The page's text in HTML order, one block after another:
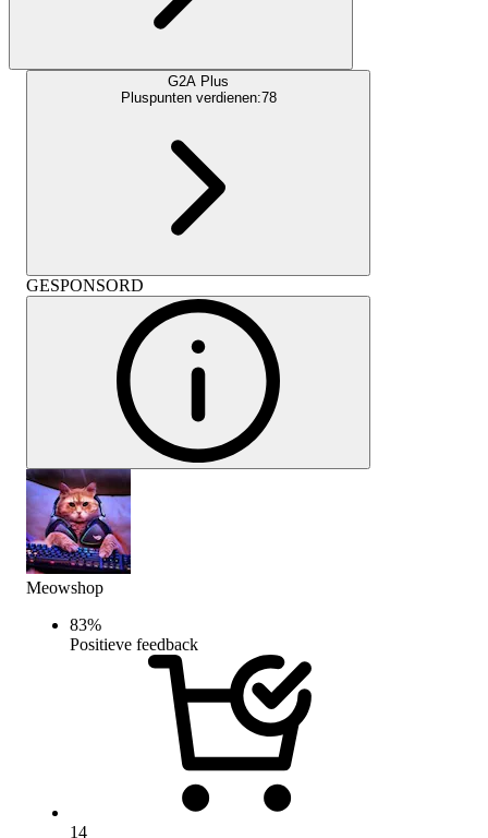
G2A Plus
Pluspunten verdienen:78
GESPONSORD
Meowshop
83%
Positieve feedback
14